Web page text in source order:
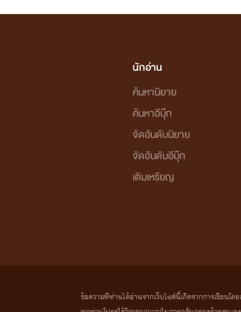
นักอ่าน
ค้นหานิยาย
ค้นหาอีบุ๊ก
จัดอันดับนิยาย
จัดอันดับอีบุ๊ก
เติมเหรียญ
ข้อความที่ท่านได้อ่านจากเว็บไซต์นี้เกิดจากการเขียน